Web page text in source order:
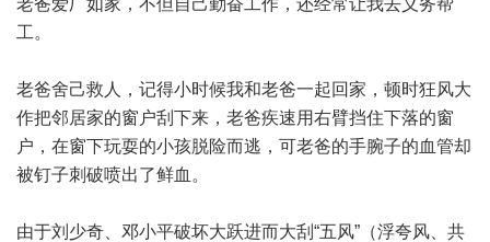
老爸爱厂如家，不但自己勤奋工作，还经常让我去义务帮
工。
老爸舍己救人，记得小时候我和老爸一起回家，顿时狂风大
作把邻居家的窗户刮下来，老爸疾速用右臂挡住下落的窗
户，在窗下玩耍的小孩脱险而逃，可老爸的手腕子的血管却
被钉子刺破喷出了鲜血。
由于刘少奇、邓小平破坏大跃进而大刮“五风”（浮夸风、共